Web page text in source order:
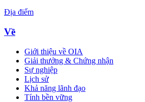
Địa điểm
Về
Giới thiệu về OIA
Giải thưởng & Chứng nhận
Sự nghiệp
Lịch sử
Khả năng lãnh đạo
Tính bền vững